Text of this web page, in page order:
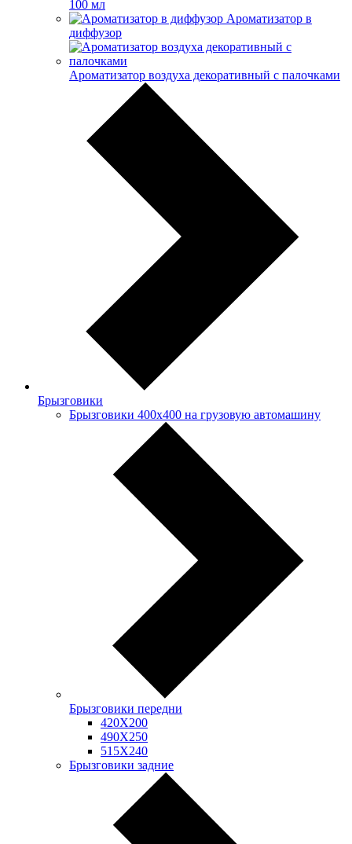
100 мл
Ароматизатор в
диффузор
Ароматизатор воздуха декоративный с палочками
Брызговики
Брызговики 400х400 на грузовую автомашину
Брызговики передни
420Х200
490Х250
515Х240
Брызговики задние